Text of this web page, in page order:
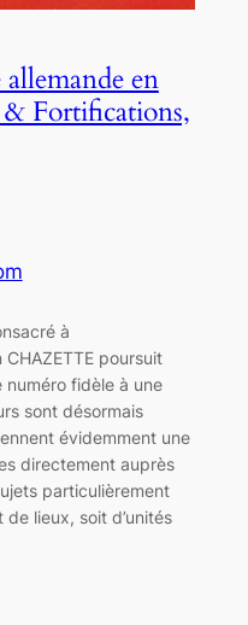
en
Fortifications,
à
CHAZETTE poursuit
numéro fidèle à une
sont désormais
évidemment une
directement auprès
particulièrement
lieux, soit d’unités